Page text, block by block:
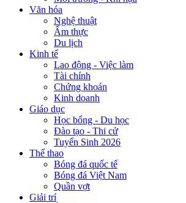
Văn hóa
Nghệ thuật
Ẩm thực
Du lịch
Kinh tế
Lao động - Việc làm
Tài chính
Chứng khoán
Kinh doanh
Giáo dục
Học bổng - Du học
Đào tạo - Thi cử
Tuyển Sinh 2026
Thể thao
Bóng đá quốc tế
Bóng đá Việt Nam
Quần vợt
Giải trí